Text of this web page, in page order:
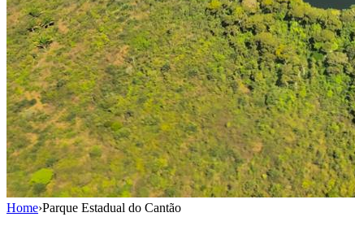
Home›Parque Estadual do Cantão